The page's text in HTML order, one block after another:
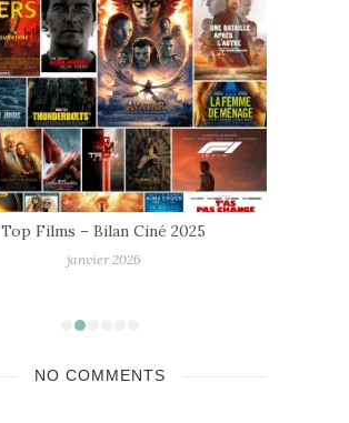
Top Films – Bilan Ciné 2025
janvier 2026
NO COMMENTS